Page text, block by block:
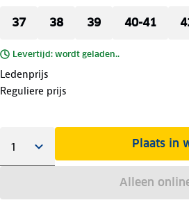
37 38 39 40-41
Levertijd: wordt geladen..
Ledenprijs
Reguliere prijs
Plaats in
Alleen